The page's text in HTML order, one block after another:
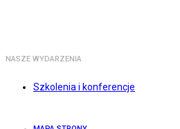
NASZE WYDARZENIA
Szkolenia i konferencje